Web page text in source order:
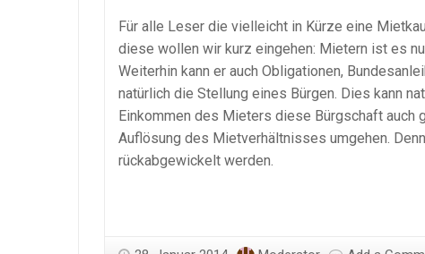
Für alle Leser die vielleicht in Kürze eine
diese wollen wir kurz eingehen: Mietern ist es
Weiterhin kann er auch Obligationen,
natürlich die Stellung eines Bürgen. Dies kann
Einkommen des Mieters diese Bürgschaft auch
Auflösung des Mietverhältnisses umgehen.
rückabgewickelt werden.